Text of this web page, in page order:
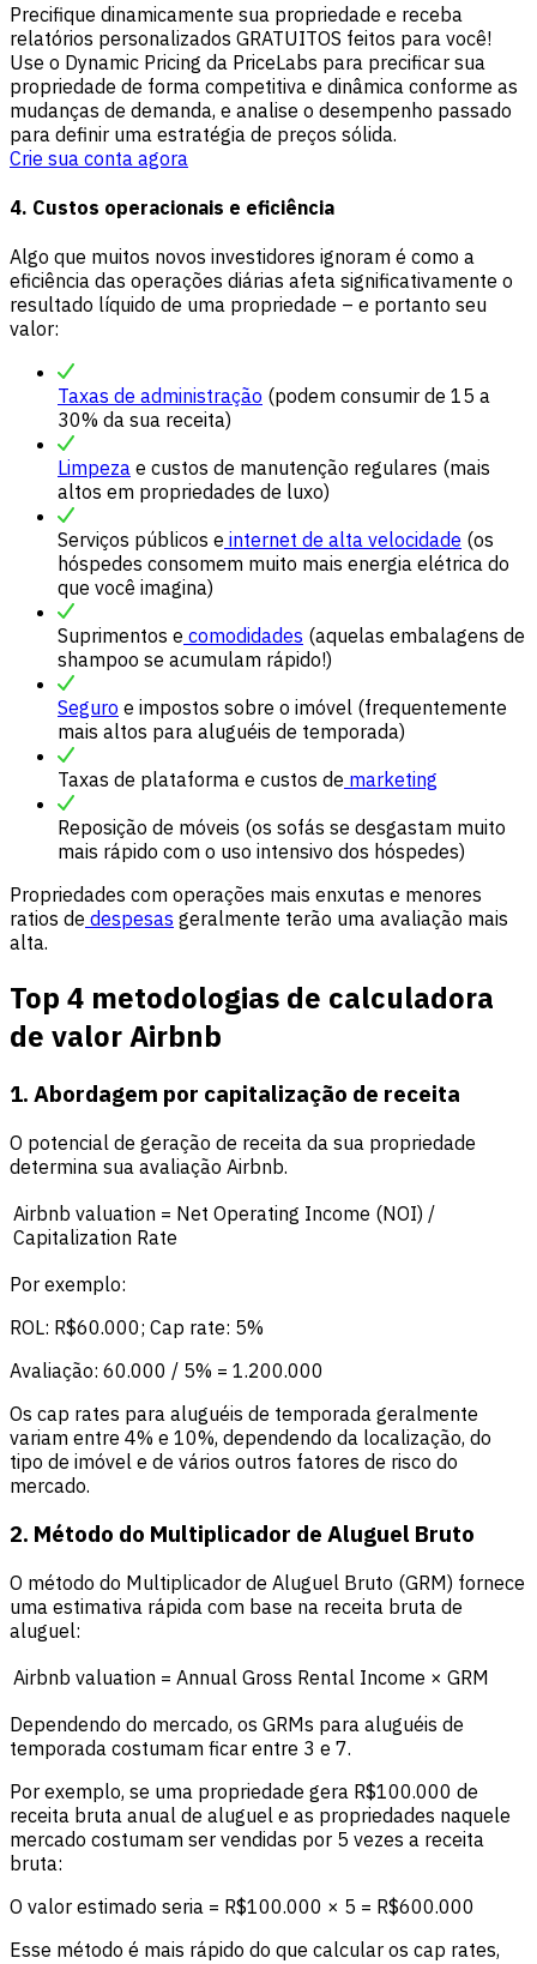
Precifique dinamicamente sua propriedade e receba
relatórios personalizados GRATUITOS feitos para você!
Use o Dynamic Pricing da PriceLabs para precificar sua
propriedade de forma competitiva e dinâmica conforme as
mudanças de demanda, e analise o desempenho passado
para definir uma estratégia de preços sólida.
Crie sua conta agora
4. Custos operacionais e eficiência
Algo que muitos novos investidores ignoram é como a
eficiência das operações diárias afeta significativamente o
resultado líquido de uma propriedade – e portanto seu
valor:
Taxas de administração (podem consumir de 15 a
30% da sua receita)
Limpeza e custos de manutenção regulares (mais
altos em propriedades de luxo)
Serviços públicos e internet de alta velocidade (os
hóspedes consomem muito mais energia elétrica do
que você imagina)
Suprimentos e comodidades (aquelas embalagens de
shampoo se acumulam rápido!)
Seguro e impostos sobre o imóvel (frequentemente
mais altos para aluguéis de temporada)
Taxas de plataforma e custos de marketing
Reposição de móveis (os sofás se desgastam muito
mais rápido com o uso intensivo dos hóspedes)
Propriedades com operações mais enxutas e menores
ratios de despesas geralmente terão uma avaliação mais
alta.
Top 4 metodologias de calculadora
de valor Airbnb
1. Abordagem por capitalização de receita
O potencial de geração de receita da sua propriedade
determina sua avaliação Airbnb.
Airbnb valuation = Net Operating Income (NOI) /
Capitalization Rate
Por exemplo:
ROL: R$60.000; Cap rate: 5%
Avaliação: 60.000 / 5% = 1.200.000
Os cap rates para aluguéis de temporada geralmente
variam entre 4% e 10%, dependendo da localização, do
tipo de imóvel e de vários outros fatores de risco do
mercado.
2. Método do Multiplicador de Aluguel Bruto
O método do Multiplicador de Aluguel Bruto (GRM) fornece
uma estimativa rápida com base na receita bruta de
aluguel:
Airbnb valuation = Annual Gross Rental Income × GRM
Dependendo do mercado, os GRMs para aluguéis de
temporada costumam ficar entre 3 e 7.
Por exemplo, se uma propriedade gera R$100.000 de
receita bruta anual de aluguel e as propriedades naquele
mercado costumam ser vendidas por 5 vezes a receita
bruta:
O valor estimado seria = R$100.000 × 5 = R$600.000
Esse método é mais rápido do que calcular os cap rates,